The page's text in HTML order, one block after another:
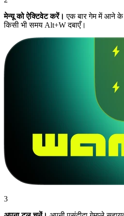
मेन्यू को ऐक्टिवेट करें। एक बार गेम में आने के
किसी भी समय Alt+W दबाएँ।
3